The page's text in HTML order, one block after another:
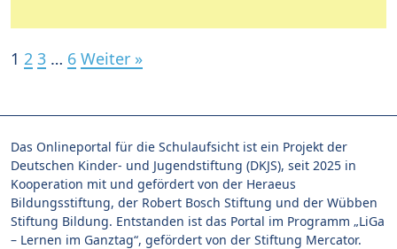
1 2 3 … 6 Weiter »
Das Onlineportal für die Schulaufsicht ist ein Projekt der
Deutschen Kinder- und Jugendstiftung (DKJS), seit 2025 in
Kooperation mit und gefördert von der Heraeus
Bildungsstiftung, der Robert Bosch Stiftung und der Wübben
Stiftung Bildung. Entstanden ist das Portal im Programm „LiGa
– Lernen im Ganztag“, gefördert von der Stiftung Mercator.